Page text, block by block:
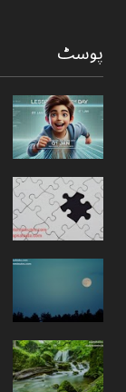
پوسٹ